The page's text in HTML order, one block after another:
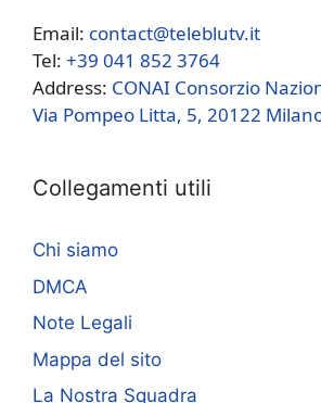
Email: contact@teleblutv.it
Tel: +39 041 852 3764
Address: CONAI Consorzio
Via Pompeo Litta, 5, 20122
Collegamenti utili
Chi siamo
DMCA
Note Legali
Mappa del sito
La Nostra Squadra